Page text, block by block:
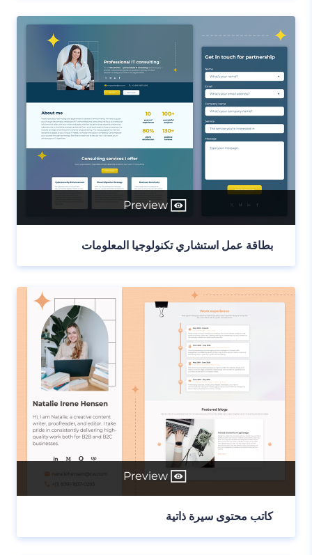
Preview
بطاقة عمل استشاري تكنولوجيا المعلومات
Preview
كاتب محتوى سيرة ذاتية